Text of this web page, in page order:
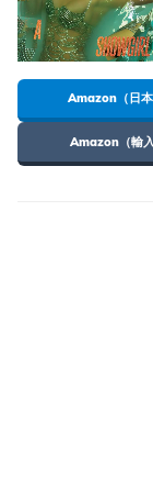
Amazon（日本
Amazon（輸入